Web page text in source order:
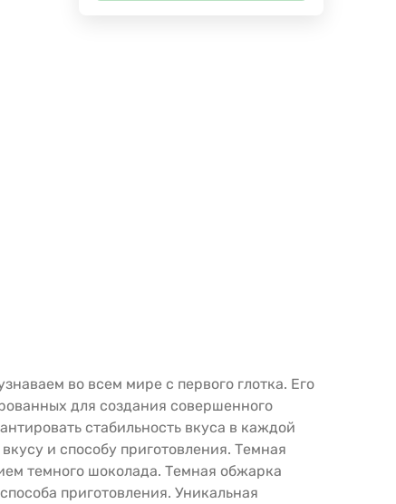
во всем мире с первого глотка. Его
для создания совершенного
стабильность вкуса в каждой
и способу приготовления. Темная
темного шоколада. Темная обжарка
приготовления. Уникальная